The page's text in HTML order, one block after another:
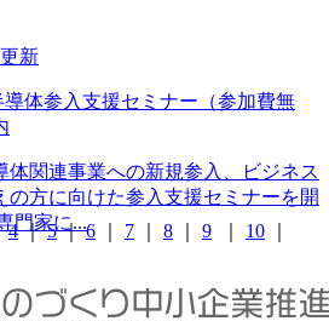
新
体参入支援セミナー（参加費無
体関連事業への新規参入、ビジネス
の方に向けた参入支援セミナーを開
門家に...
4｜5｜6 7 8 9 10